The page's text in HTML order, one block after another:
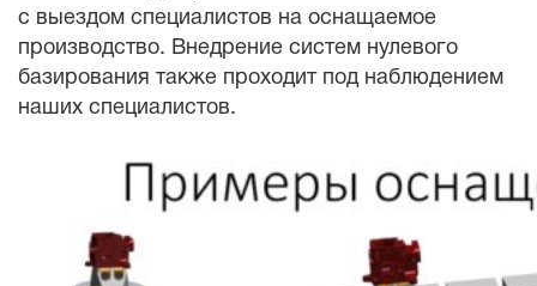
с выездом специалистов на оснащаемое
производство. Внедрение систем нулевого
базирования также проходит под наблюдением
наших специалистов.